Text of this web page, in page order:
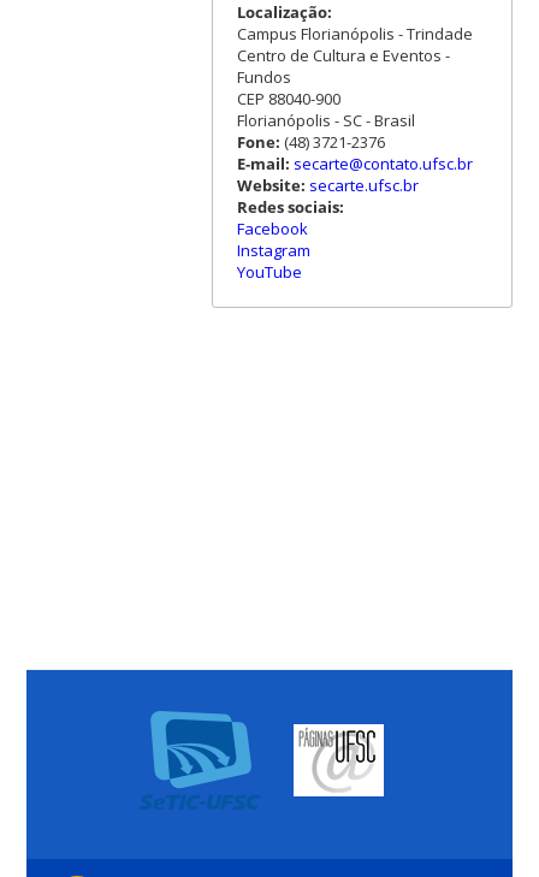
Localização:
Campus Florianópolis - Trindade
Centro de Cultura e Eventos -
Fundos
CEP 88040-900
Florianópolis - SC - Brasil
Fone: (48) 3721-2376
E-mail: secarte@contato.ufsc.br
Website: secarte.ufsc.br
Redes sociais:
Facebook
Instagram
YouTube